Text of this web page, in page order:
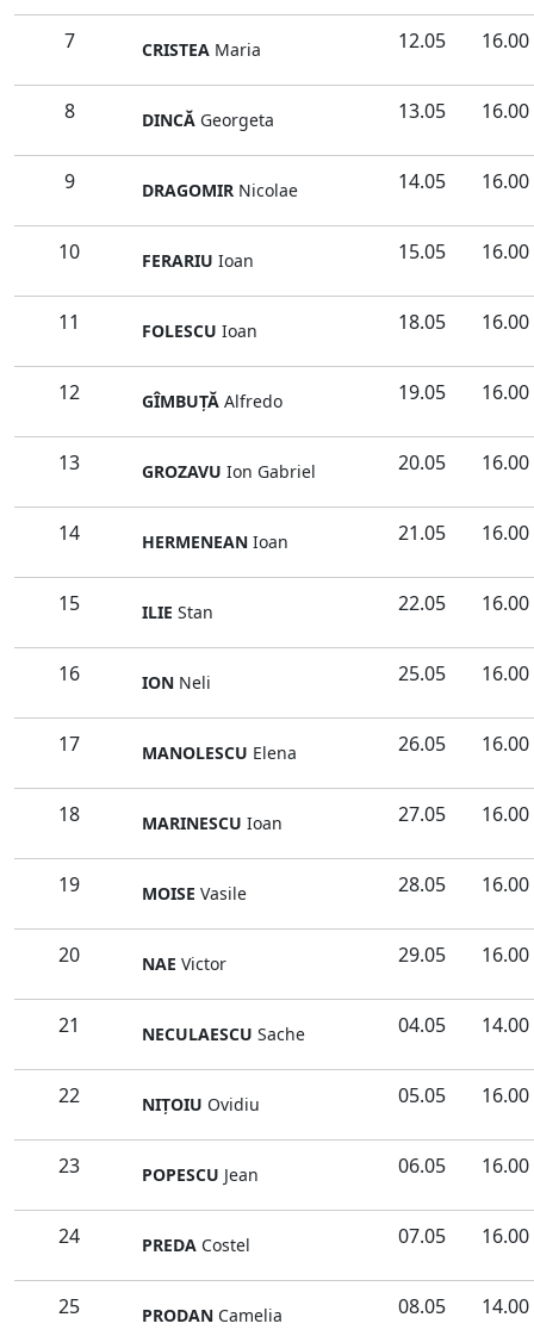
7 CRISTEA Maria 12.05 16.00
8 DINCĂ Georgeta 13.05 16.00
9 DRAGOMIR Nicolae 14.05 16.00
10 FERARIU Ioan 15.05 16.00
11 FOLESCU Ioan 18.05 16.00
12 GÎMBUŢĂ Alfredo 19.05 16.00
13 GROZAVU Ion Gabriel 20.05 16.00
14 HERMENEAN Ioan 21.05 16.00
15 ILIE Stan 22.05 16.00
16 ION Neli 25.05 16.00
17 MANOLESCU Elena 26.05 16.00
18 MARINESCU Ioan 27.05 16.00
19 MOISE Vasile 28.05 16.00
20 NAE Victor 29.05 16.00
21 NECULAESCU Sache 04.05 14.00
22 NIŢOIU Ovidiu 05.05 16.00
23 POPESCU Jean 06.05 16.00
24 PREDA Costel 07.05 16.00
25 PRODAN Camelia 08.05 14.00